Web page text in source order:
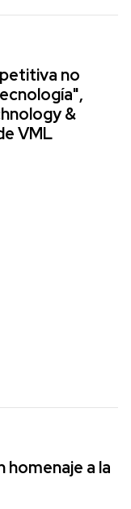
no
&
VML
homenaje a la